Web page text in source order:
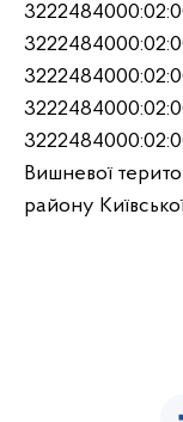
Вишневої
району